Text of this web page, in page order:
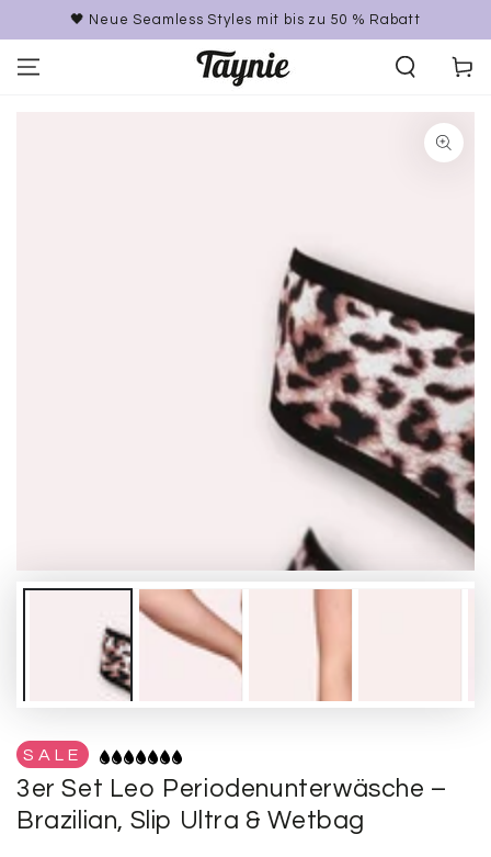
ZUM INHALT
SPRINGEN
🖤 Neue Seamless Styles mit bis zu 50 % Rabatt
Medien
modal
aufmachen
SALE
3er Set Leo Periodenunterwäsche –
Brazilian, Slip Ultra & Wetbag